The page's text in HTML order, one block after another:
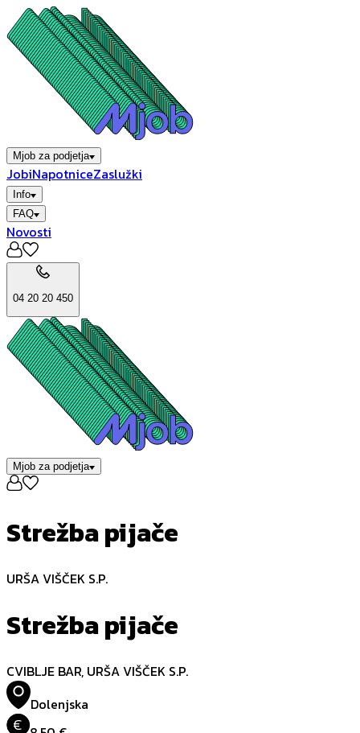
Mjob za podjetja
JobiNapotniceZaslužki
Info
FAQ
Novosti
04 20 20 450
Mjob za podjetja
Strežba pijače
URŠA VIŠČEK S.P.
Strežba pijače
CVIBLJE BAR, URŠA VIŠČEK S.P.
Dolenjska
€